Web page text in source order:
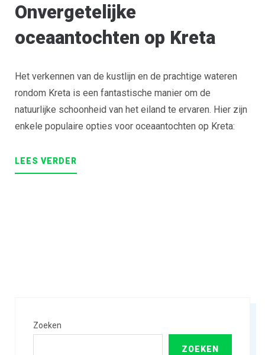
Onvergetelijke
oceaantochten op Kreta
Het verkennen van de kustlijn en de prachtige wateren
rondom Kreta is een fantastische manier om de
natuurlijke schoonheid van het eiland te ervaren. Hier zijn
enkele populaire opties voor oceaantochten op Kreta:
LEES “UNFORGETTABLE
OCEAN
VERDER
Zoeken
ZOEKEN